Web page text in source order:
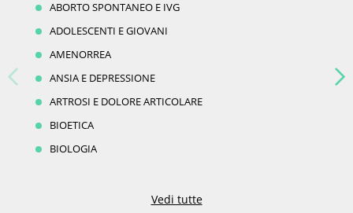
ABORTO SPONTANEO E IVG
ADOLESCENTI E GIOVANI
AMENORREA
ANSIA E DEPRESSIONE
ARTROSI E DOLORE ARTICOLARE
BIOETICA
BIOLOGIA
Vedi tutte